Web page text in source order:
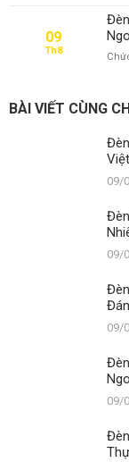
09
Th8
BÀI VIẾT CÙNG
09/
09/
09/
09/